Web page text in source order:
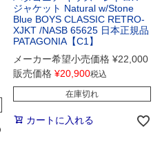
ジャケット Natural w/Stone
Blue BOYS CLASSIC RETRO-
XJKT /NASB 65625 日本正規品
PATAGONIA【C1】
メーカー希望小売価格 ¥22,000
販売価格 ¥20,900税込
在庫切れ
カートに入れる